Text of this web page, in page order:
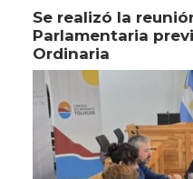
Se realizó la
Parlamentaria
Ordinaria